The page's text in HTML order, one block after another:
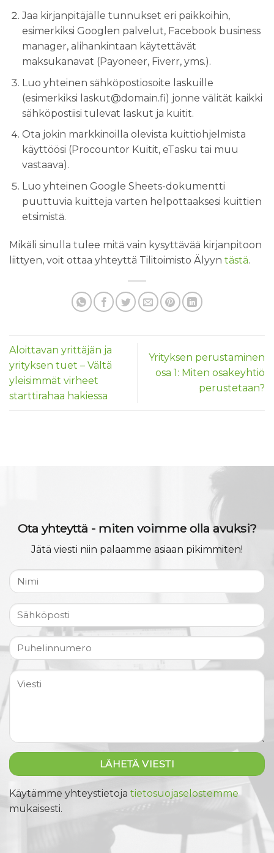
Jaa kirjanpitäjälle tunnukset eri paikkoihin,
esimerkiksi Googlen palvelut, Facebook business
manager, alihankintaan käytettävät
maksukanavat (Payoneer, Fiverr, yms.).
Luo yhteinen sähköpostiosoite laskuille
(esimerkiksi laskut@domain.fi) jonne välität kaikki
sähköpostiisi tulevat laskut ja kuitit.
Ota jokin markkinoilla olevista kuittiohjelmista
käyttöösi (Procountor Kuitit, eTasku tai muu
vastaava).
Luo yhteinen Google Sheets-dokumentti
puuttuvia kuitteja varten helpottaaksesi kuittien
etsimistä.
Mikäli sinulla tulee mitä vain kysyttävää kirjanpitoon
liittyen, voit ottaa yhteyttä Tilitoimisto Älyyn tästä.
Aloittavan yrittäjän ja
yrityksen tuet – Vältä
yleisimmät virheet
starttirahaa hakiessa
Yrityksen perustaminen
osa 1: Miten osakeyhtiö
perustetaan?
Ota yhteyttä - miten voimme olla avuksi?
Jätä viesti niin palaamme asiaan pikimmiten!
Käytämme yhteystietoja tietosuojaselostemme
mukaisesti.